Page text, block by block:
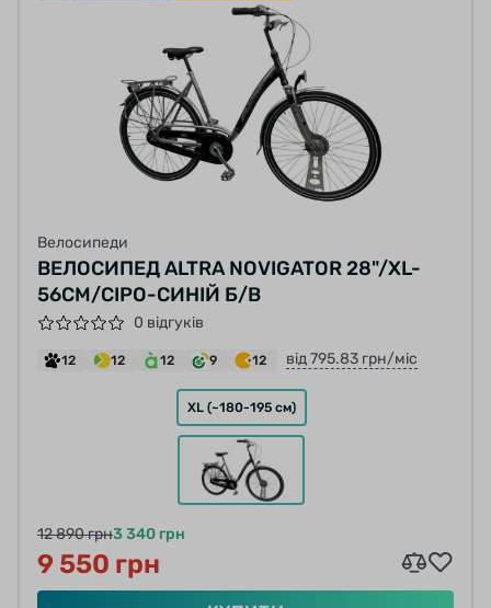
Велосипеди
ВЕЛОСИПЕД ALTRA NOVIGATOR 28"/XL-
56СМ/СІРО-СИНІЙ Б/В
0 відгуків
12 12 12 9 12 від 795.83 грн/міс
XL (~180-195 см)
12 890 грн3 340 грн
9 550 грн